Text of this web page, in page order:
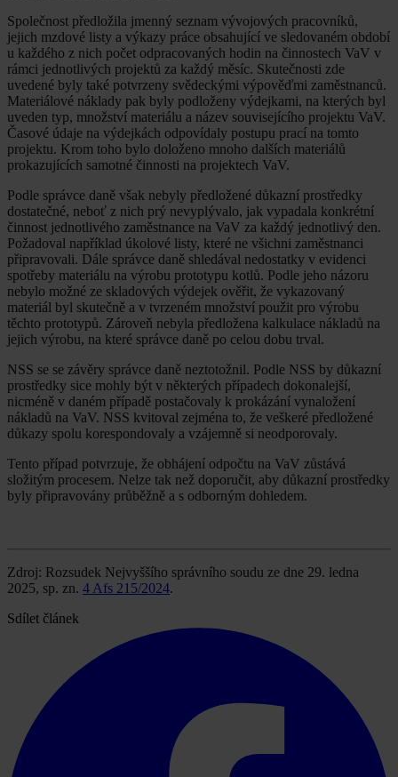
Společnost předložila jmenný seznam vývojových pracovníků,
jejich mzdové listy a výkazy práce obsahující ve sledovaném období
u každého z nich počet odpracovaných hodin na činnostech VaV v
rámci jednotlivých projektů za každý měsíc. Skutečnosti zde
uvedené byly také potvrzeny svědeckými výpověďmi zaměstnanců.
Materiálové náklady pak byly podloženy výdejkami, na kterých byl
uveden typ, množství materiálu a název souvisejícího projektu VaV.
Časové údaje na výdejkách odpovídaly postupu prací na tomto
projektu. Krom toho bylo doloženo mnoho dalších materiálů
prokazujících samotné činnosti na projektech VaV.
Podle správce daně však nebyly předložené důkazní prostředky
dostatečné, neboť z nich prý nevyplývalo, jak vypadala konkrétní
činnost jednotlivého zaměstnance na VaV za každý jednotlivý den.
Požadoval například úkolové listy, které ne všichni zaměstnanci
připravovali. Dále správce daně shledával nedostatky v evidenci
spotřeby materiálu na výrobu prototypu kotlů. Podle jeho názoru
nebylo možné ze skladových výdejek ověřit, že vykazovaný
materiál byl skutečně a v tvrzeném množství použit pro výrobu
těchto prototypů. Zároveň nebyla předložena kalkulace nákladů na
jejich výrobu, na které správce daně po celou dobu trval.
NSS se se závěry správce daně neztotožnil. Podle NSS by důkazní
prostředky sice mohly být v některých případech dokonalejší,
nicméně v daném případě postačovaly k prokázání vynaložení
nákladů na VaV. NSS kvitoval zejména to, že veškeré předložené
důkazy spolu korespondovaly a vzájemně si neodporovaly.
Tento případ potvrzuje, že obhájení odpočtu na VaV zůstává
složitým procesem. Nelze tak než doporučit, aby důkazní prostředky
byly připravovány průběžně a s odborným dohledem.
Zdroj: Rozsudek Nejvyššího správního soudu ze dne 29. ledna
2025, sp. zn. 4 Afs 215/2024.
Sdílet článek